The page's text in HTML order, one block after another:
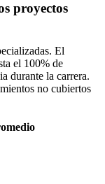
proyectos
El
el 100% de
durante la carrera.
no cubiertos